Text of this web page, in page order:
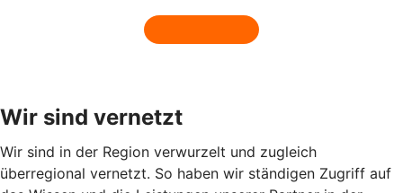
Wir sind vernetzt
Wir sind in der Region verwurzelt und zugleich
überregional vernetzt. So haben wir ständigen Zugriff auf